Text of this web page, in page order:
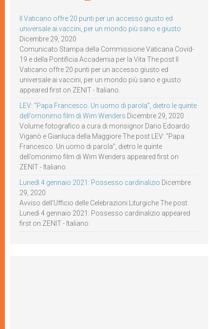
Il Vaticano offre 20 punti per un accesso giusto ed
universale ai vaccini, per un mondo più sano e giusto
Dicembre 29, 2020
Comunicato Stampa della Commissione Vaticana Covid-
19 e della Pontificia Accademia per la Vita The post Il
Vaticano offre 20 punti per un accesso giusto ed
universale ai vaccini, per un mondo più sano e giusto
appeared first on ZENIT - Italiano.
LEV: “Papa Francesco. Un uomo di parola”, dietro le quinte
dell’omonimo film di Wim Wenders Dicembre 29, 2020
Volume fotografico a cura di monsignor Dario Edoardo
Viganò e Gianluca della Maggiore The post LEV: “Papa
Francesco. Un uomo di parola”, dietro le quinte
dell’omonimo film di Wim Wenders appeared first on
ZENIT - Italiano.
Lunedì 4 gennaio 2021: Possesso cardinalizio Dicembre
29, 2020
Avviso dell’Ufficio delle Celebrazioni Liturgiche The post
Lunedì 4 gennaio 2021: Possesso cardinalizio appeared
first on ZENIT - Italiano.